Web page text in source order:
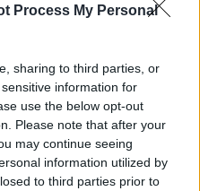
Process My Personal
sharing to third parties, or
information for
use the below opt-out
Please note that after your
may continue seeing
information utilized by
to third parties prior to
la Pieve"
nero del Seicento
meraviglie